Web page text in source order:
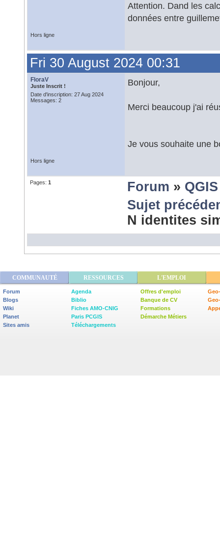
Attention. Dand les
données entre
Hors ligne
Fri 30 August 2024 00:31
FloraV
Juste Inscrit !
Date d'inscription: 27 Aug 2024
Messages: 2
Bonjour,
Merci beaucoup j'ai
Je vous souhaite une
Hors ligne
Pages: 1 Forum » QGIS
Sujet
N identites
COMMUNAUTÉ RESSOURCES L'EMPLOI
Forum
Blogs
Wiki
Planet
Sites amis
Agenda
Biblio
Fiches AMO-CNIG
Paris PCGIS
Téléchargements
Offres d'emploi
Banque de CV
Formations
Démarche Métiers